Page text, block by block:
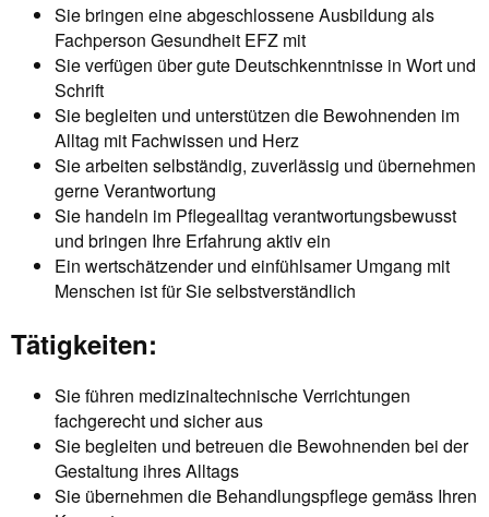
Sie bringen eine abgeschlossene Ausbildung als
Fachperson Gesundheit EFZ mit
Sie verfügen über gute Deutschkenntnisse in Wort und
Schrift
Sie begleiten und unterstützen die Bewohnenden im
Alltag mit Fachwissen und Herz
Sie arbeiten selbständig, zuverlässig und übernehmen
gerne Verantwortung
Sie handeln im Pflegealltag verantwortungsbewusst
und bringen Ihre Erfahrung aktiv ein
Ein wertschätzender und einfühlsamer Umgang mit
Menschen ist für Sie selbstverständlich
Tätigkeiten:
Sie führen medizinaltechnische Verrichtungen
fachgerecht und sicher aus
Sie begleiten und betreuen die Bewohnenden bei der
Gestaltung ihres Alltags
Sie übernehmen die Behandlungspflege gemäss Ihren